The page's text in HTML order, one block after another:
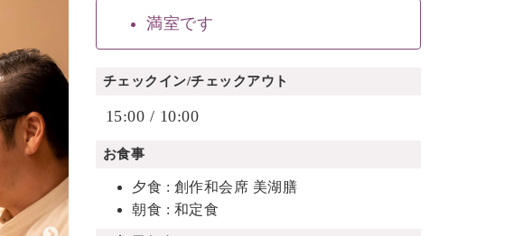
満室です
チェックイン/チェックアウト
15:00 / 10:00
お食事
夕食 : 創作和会席 美湖膳
朝食 : 和定食